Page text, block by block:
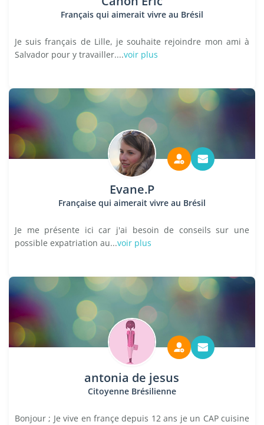
Français qui aimerait vivre au Brésil
Je suis français de Lille, je souhaite rejoindre mon ami à
Salvador pour y travailler....voir plus
Evane.P
Française qui aimerait vivre au Brésil
Je me présente ici car j'ai besoin de conseils sur une
possible expatriation au...voir plus
antonia de jesus
Citoyenne Brésilienne
Bonjour ; Je vive en françe depuis 12 ans je un CAP cuisine